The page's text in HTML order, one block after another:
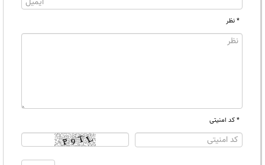
* نظر
* کد امنیتی